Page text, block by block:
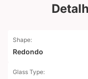
Shape:
Redondo
Glass Type: